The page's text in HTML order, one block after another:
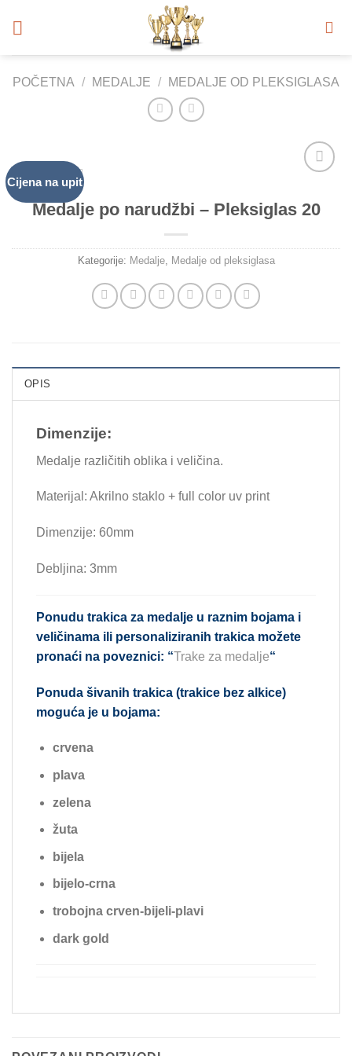
POČETNA / MEDALJE / MEDALJE OD PLEKSIGLASA
Cijena na upit
Wishlist
Medalje po narudžbi – Pleksiglas 20
Kategorije: Medalje, Medalje od pleksiglasa
OPIS
Dimenzije:
Medalje različitih oblika i veličina.
Materijal: Akrilno staklo + full color uv print
Dimenzije: 60mm
Debljina: 3mm
Ponudu trakica za medalje u raznim bojama i
veličinama ili personaliziranih trakica možete
pronaći na poveznici: “Trake za medalje“
Ponuda šivanih trakica (trakice bez alkice)
moguća je u bojama:
crvena
plava
zelena
žuta
bijela
bijelo-crna
trobojna crven-bijeli-plavi
dark gold